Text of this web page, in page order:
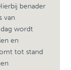
benader
van
wordt
en
tot stand